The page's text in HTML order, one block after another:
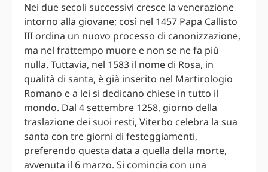
Nei due secoli successivi cresce la venerazione
intorno alla giovane; così nel 1457 Papa Callisto
III ordina un nuovo processo di canonizzazione,
ma nel frattempo muore e non se ne fa più
nulla. Tuttavia, nel 1583 il nome di Rosa, in
qualità di santa, è già inserito nel Martirologio
Romano e a lei si dedicano chiese in tutto il
mondo. Dal 4 settembre 1258, giorno della
traslazione dei suoi resti, Viterbo celebra la sua
santa con tre giorni di festeggiamenti,
preferendo questa data a quella della morte,
avvenuta il 6 marzo. Si comincia con una